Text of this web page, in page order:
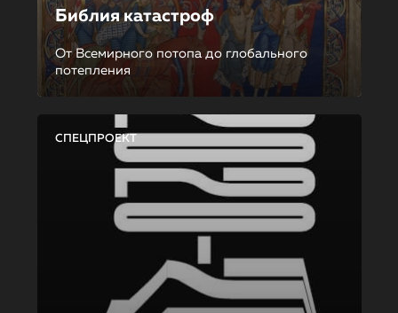
Библия катастроф
От Всемирного потопа до глобального
потепления
СПЕЦПРОЕКТ